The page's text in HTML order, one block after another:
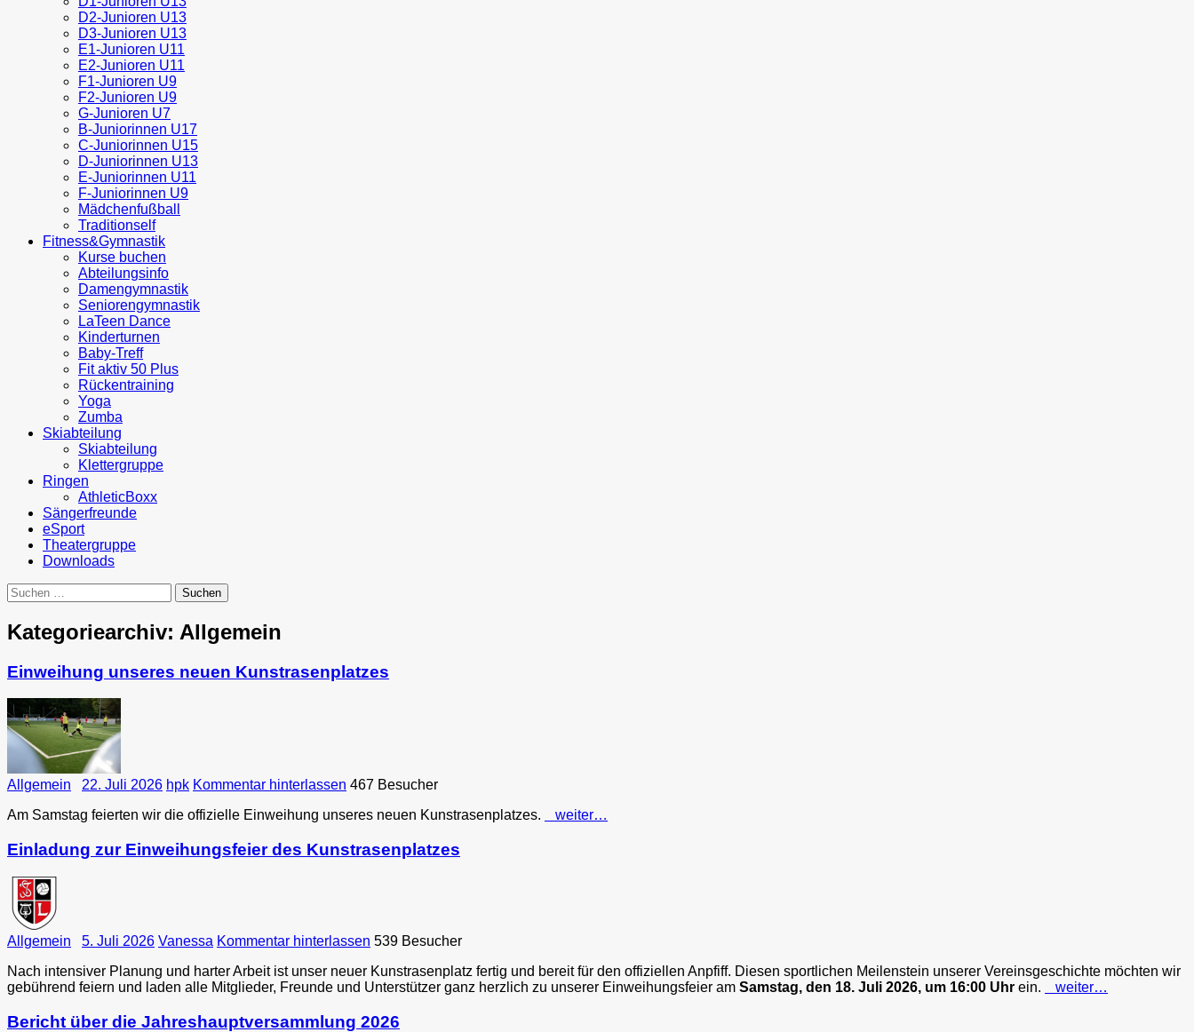
D2-Junioren U13
D3-Junioren U13
E1-Junioren U11
E2-Junioren U11
F1-Junioren U9
F2-Junioren U9
G-Junioren U7
B-Juniorinnen U17
C-Juniorinnen U15
D-Juniorinnen U13
E-Juniorinnen U11
F-Juniorinnen U9
Mädchenfußball
Traditionself
Fitness&Gymnastik
Kurse buchen
Abteilungsinfo
Damengymnastik
Seniorengymnastik
LaTeen Dance
Kinderturnen
Baby-Treff
Fit aktiv 50 Plus
Rückentraining
Yoga
Zumba
Skiabteilung
Skiabteilung
Klettergruppe
Ringen
AthleticBoxx
Sängerfreunde
eSport
Theatergruppe
Downloads
Suchen
nach:
Kategoriearchiv: Allgemein
Einweihung unseres neuen Kunstrasenplatzes
Allgemein 22. Juli 2026 hpk Kommentar hinterlassen 467 Besucher
Am Samstag feierten wir die offizielle Einweihung unseres neuen Kunstrasenplatzes.
weiter…
Einladung zur Einweihungsfeier des Kunstrasenplatzes
Allgemein 5. Juli 2026 Vanessa Kommentar hinterlassen 539 Besucher
Nach intensiver Planung und harter Arbeit ist unser neuer Kunstrasenplatz fertig und bereit für den offiziellen Anpfiff. Diesen sportlichen Meilenstein unserer Vereinsgeschichte möchten wir
gebührend feiern und laden alle Mitglieder, Freunde und Unterstützer ganz herzlich zu unserer Einweihungsfeier am Samstag, den 18. Juli 2026, um 16:00 Uhr ein. weiter…
Bericht über die Jahreshauptversammlung 2026